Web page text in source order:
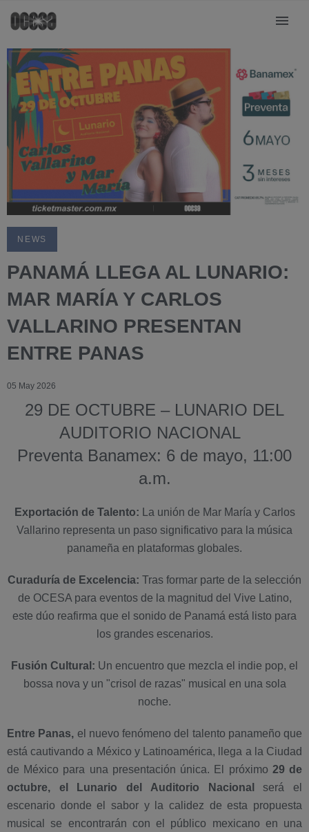
NEWS
PANAMÁ LLEGA AL LUNARIO:
MAR MARÍA Y CARLOS
VALLARINO PRESENTAN
ENTRE PANAS
05 May 2026
29 DE OCTUBRE – LUNARIO DEL
AUDITORIO NACIONAL
Preventa Banamex: 6 de mayo, 11:00
a.m.
Exportación de Talento: La unión de Mar María y Carlos
Vallarino representa un paso significativo para la música
panameña en plataformas globales.
Curaduría de Excelencia: Tras formar parte de la selección
de OCESA para eventos de la magnitud del Vive Latino,
este dúo reafirma que el sonido de Panamá está listo para
los grandes escenarios.
Fusión Cultural: Un encuentro que mezcla el indie pop, el
bossa nova y un "crisol de razas" musical en una sola
noche.
Entre Panas, el nuevo fenómeno del talento panameño que
está cautivando a México y Latinoamérica, llega a la Ciudad
de México para una presentación única. El próximo 29 de
octubre, el Lunario del Auditorio Nacional
será el
escenario donde el sabor y la calidez de esta propuesta
musical se encontrarán con el público mexicano en una